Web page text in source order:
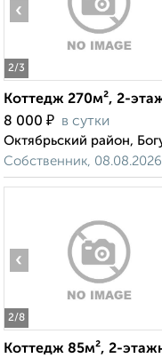
2/3
‹
Коттедж 270м², 2-
8 000 ₽ в сутки
Октябрьский район,
Собственник, 08.08.2026
2/8
‹
Коттедж 85м², 2-